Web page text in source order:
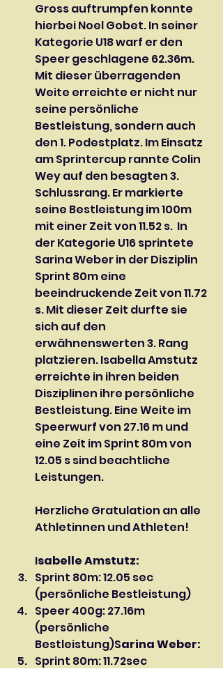
Gross auftrumpfen konnte
hierbei Noel Gobet. In seiner
Kategorie U18 warf er den
Speer geschlagene 62.36m.
Mit dieser überragenden
Weite erreichte er nicht nur
seine persönliche
Bestleistung, sondern auch
den 1. Podestplatz. Im Einsatz
am Sprintercup rannte Colin
Wey auf den besagten 3.
Schlussrang. Er markierte
seine Bestleistung im 100m
mit einer Zeit von 11.52 s.  In
der Kategorie U16 sprintete
Sarina Weber in der Disziplin
Sprint 80m eine
beeindruckende Zeit von 11.72
s. Mit dieser Zeit durfte sie
sich auf den
erwähnenswerten 3. Rang
platzieren. Isabella Amstutz
erreichte in ihren beiden
Disziplinen ihre persönliche
Bestleistung. Eine Weite im
Speerwurf von 27.16 m und
eine Zeit im Sprint 80m von
12.05 s sind beachtliche
Leistungen.
Herzliche Gratulation an alle
Athletinnen und Athleten!
Isabelle Amstutz:
Sprint 80m: 12.05 sec
(persönliche Bestleistung)
Speer 400g: 27.16m
(persönliche
Bestleistung)Sarina Weber:
Sprint 80m: 11.72sec